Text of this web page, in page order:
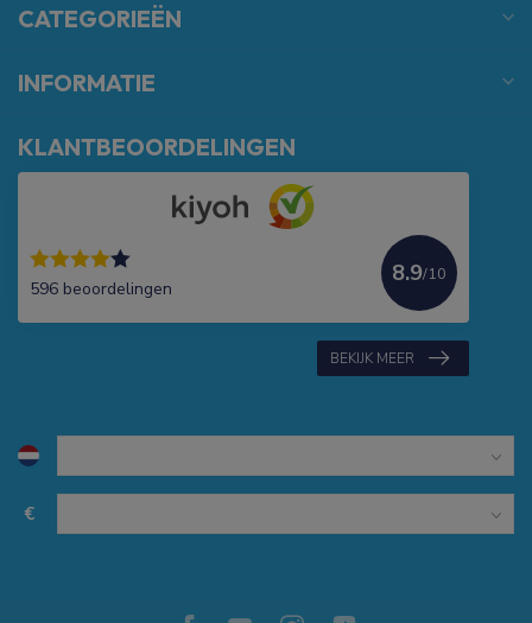
CATEGORIEËN
INFORMATIE
KLANTBEOORDELINGEN
596 beoordelingen
8.9/10
BEKIJK MEER
€